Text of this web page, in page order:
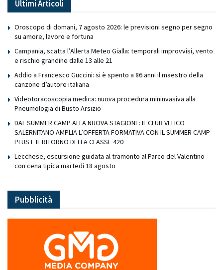
Ultimi Articoli
Oroscopo di domani, 7 agosto 2026: le previsioni segno per segno
su amore, lavoro e fortuna
Campania, scatta l’Allerta Meteo Gialla: temporali improvvisi, vento
e rischio grandine dalle 13 alle 21
Addio a Francesco Guccini: si è spento a 86 anni il maestro della
canzone d’autore italiana
Videotoracoscopia medica: nuova procedura mininvasiva alla
Pneumologia di Busto Arsizio
DAL SUMMER CAMP ALLA NUOVA STAGIONE: IL CLUB VELICO
SALERNITANO AMPLIA L’OFFERTA FORMATIVA CON IL SUMMER CAMP
PLUS E IL RITORNO DELLA CLASSE 420
Lecchese, escursione guidata al tramonto al Parco del Valentino
con cena tipica martedì 18 agosto
Pubblicità